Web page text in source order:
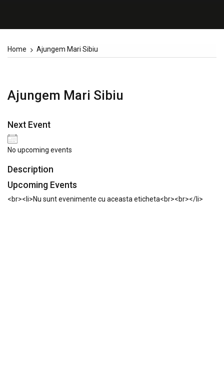
Home Ajungem Mari Sibiu
Ajungem Mari Sibiu
Next Event
No upcoming events
Description
Upcoming Events
<br><li>Nu sunt evenimente cu aceasta eticheta<br><br></li>